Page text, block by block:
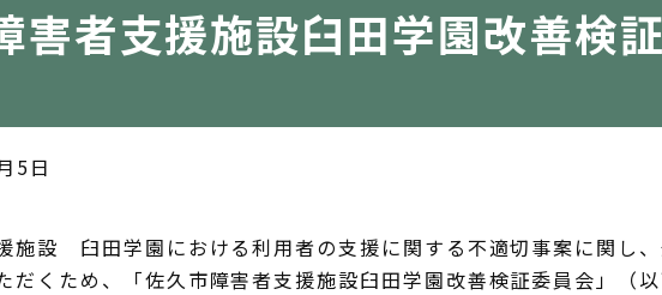
害者支援施設臼田学園改善検
5日
施設 臼田学園における利用者の支援に関する不適切事案に関し
だくため、「佐久市障害者支援施設臼田学園改善検証委員会」（